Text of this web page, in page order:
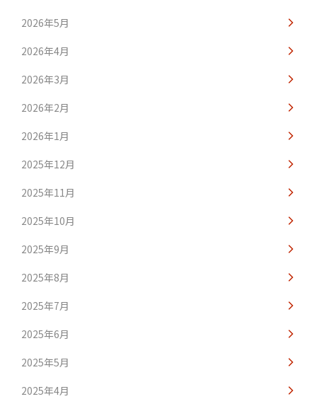
2026年5月
2026年4月
2026年3月
2026年2月
2026年1月
2025年12月
2025年11月
2025年10月
2025年9月
2025年8月
2025年7月
2025年6月
2025年5月
2025年4月